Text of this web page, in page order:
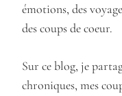
émotions, des
des coups de coeur.
Sur ce blog, je
chroniques, mes